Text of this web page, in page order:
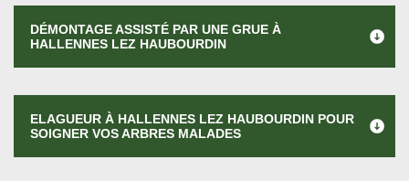
DÉMONTAGE ASSISTÉ PAR UNE GRUE À
HALLENNES LEZ HAUBOURDIN
ELAGUEUR À HALLENNES LEZ HAUBOURDIN POUR
SOIGNER VOS ARBRES MALADES